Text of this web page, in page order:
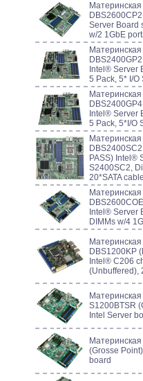
Server Board
w/2 1GbE
Intel® Server
5 Pack, 5* I/O
Intel® Server
5 Pack, 5*I/O
PASS) Intel®
S2400SC2,
20*SATA
Intel® Server
DIMMs w/4
DBS1200KP
Intel® C206
(Unbuffered),
S1200BTSR
Intel Server
(Grosse
board